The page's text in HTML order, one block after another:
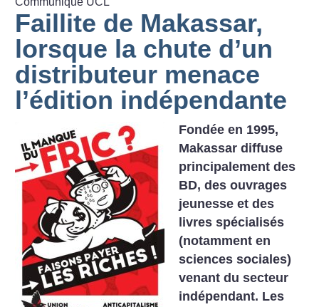
Faillite de Makassar,
lorsque la chute d’un
distributeur menace
l’édition indépendante
Fondée en 1995,
Makassar diffuse
principalement des
BD, des ouvrages
jeunesse et des
livres spécialisés
(notamment en
sciences sociales)
venant du secteur
indépendant. Les